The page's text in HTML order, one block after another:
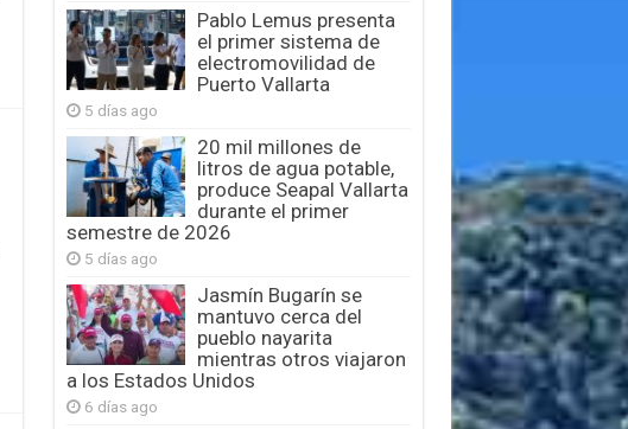
Pablo Lemus presenta
el primer sistema de
electromovilidad de
Puerto Vallarta
5 días ago
20 mil millones de
litros de agua potable,
produce Seapal Vallarta
durante el primer
semestre de 2026
5 días ago
Jasmín Bugarín se
mantuvo cerca del
pueblo nayarita
mientras otros viajaron
a los Estados Unidos
6 días ago